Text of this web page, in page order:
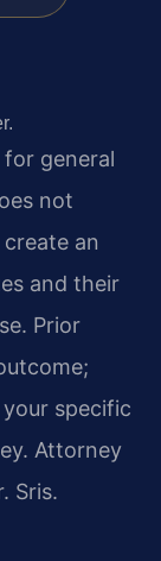
for general
not
an
and their
Prior
specific
Attorney
Sris.